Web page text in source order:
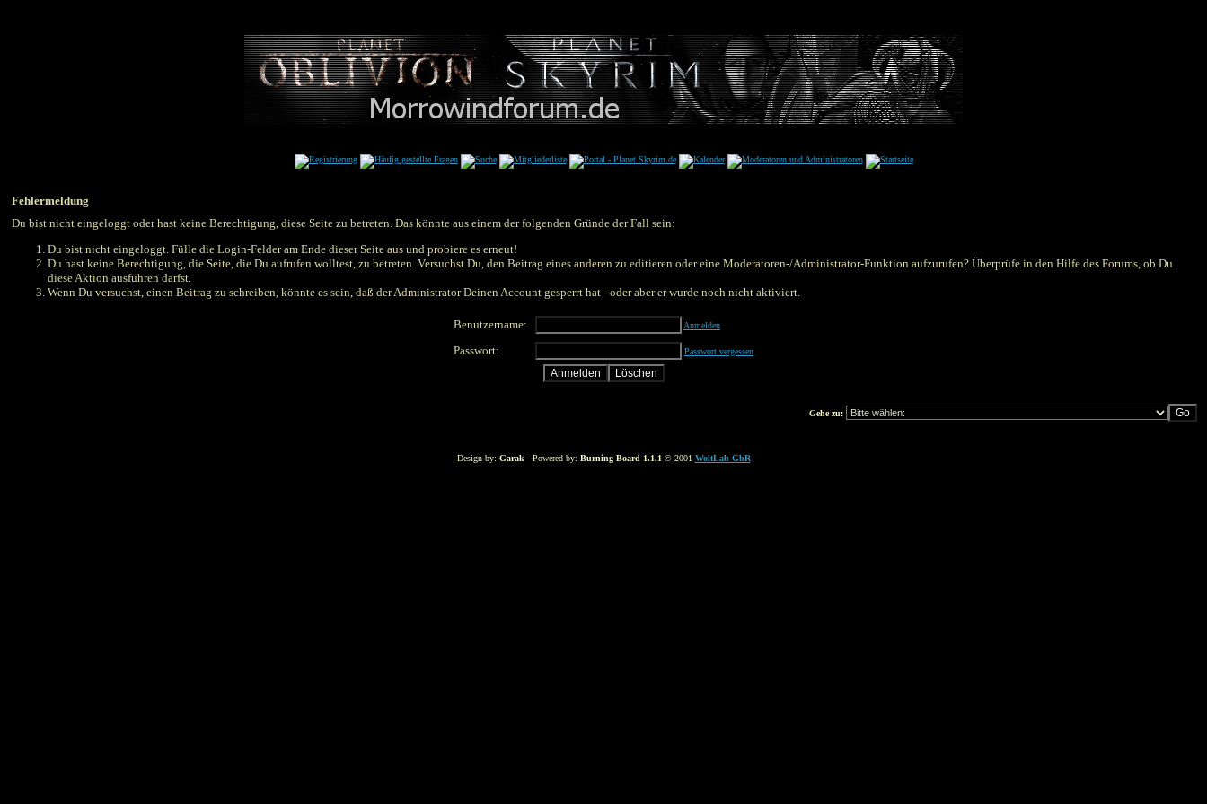
Fehlermeldung
Du bist nicht eingeloggt oder hast keine Berechtigung, diese Seite zu betreten. Das könnte aus einem der folgenden Gründe der Fall sein:
Du bist nicht eingeloggt. Fülle die Login-Felder am Ende dieser Seite aus und probiere es erneut!
Du hast keine Berechtigung, die Seite, die Du aufrufen wolltest, zu betreten. Versuchst Du, den Beitrag eines anderen zu editieren oder eine Moderatoren-/Administrator-Funktion aufzurufen? Überprüfe in den Hilfe des Forums, ob Du
diese Aktion ausführen darfst.
Wenn Du versuchst, einen Beitrag zu schreiben, könnte es sein, daß der Administrator Deinen Account gesperrt hat - oder aber er wurde noch nicht aktiviert.
Benutzername: Anmelden
Passwort: Passwort vergessen
Gehe zu:
Design by: Garak - Powered by: Burning Board 1.1.1 © 2001 WoltLab GbR